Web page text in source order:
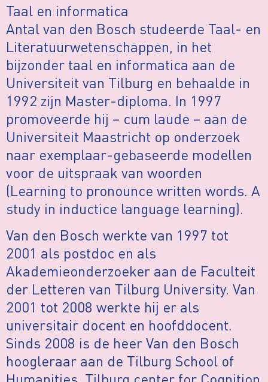
Taal en informatica
Antal van den Bosch studeerde Taal- en
Literatuurwetenschappen, in het
bijzonder taal en informatica aan de
Universiteit van Tilburg en behaalde in
1992 zijn Master-diploma. In 1997
promoveerde hij – cum laude – aan de
Universiteit Maastricht op onderzoek
naar exemplaar-gebaseerde modellen
voor de uitspraak van woorden
(Learning to pronounce written words. A
study in inductice language learning).
Van den Bosch werkte van 1997 tot
2001 als postdoc en als
Akademieonderzoeker aan de Faculteit
der Letteren van Tilburg University. Van
2001 tot 2008 werkte hij er als
universitair docent en hoofddocent.
Sinds 2008 is de heer Van den Bosch
hoogleraar aan de Tilburg School of